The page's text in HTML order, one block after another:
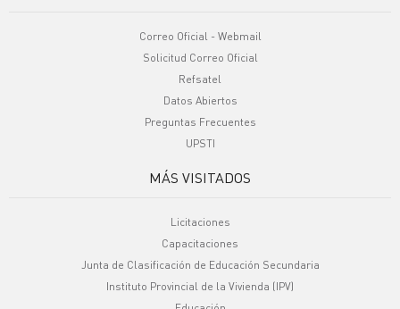
Correo Oficial - Webmail
Solicitud Correo Oficial
Refsatel
Datos Abiertos
Preguntas Frecuentes
UPSTI
MÁS VISITADOS
Licitaciones
Capacitaciones
Junta de Clasificación de Educación Secundaria
Instituto Provincial de la Vivienda (IPV)